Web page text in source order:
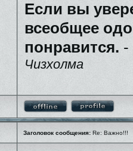
Если вы
всеобщее
понравится. -
Чизхолма
Заголовок сообщения: Re: Важно!!!